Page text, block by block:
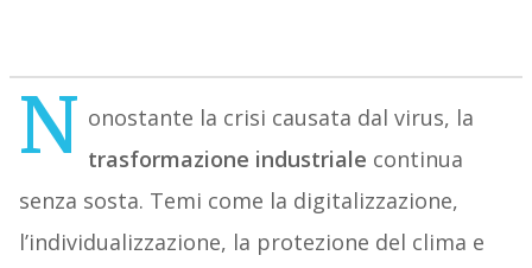
N onostante la crisi causata dal virus, la
trasformazione industriale continua
senza sosta. Temi come la digitalizzazione,
l’individualizzazione, la protezione del clima e